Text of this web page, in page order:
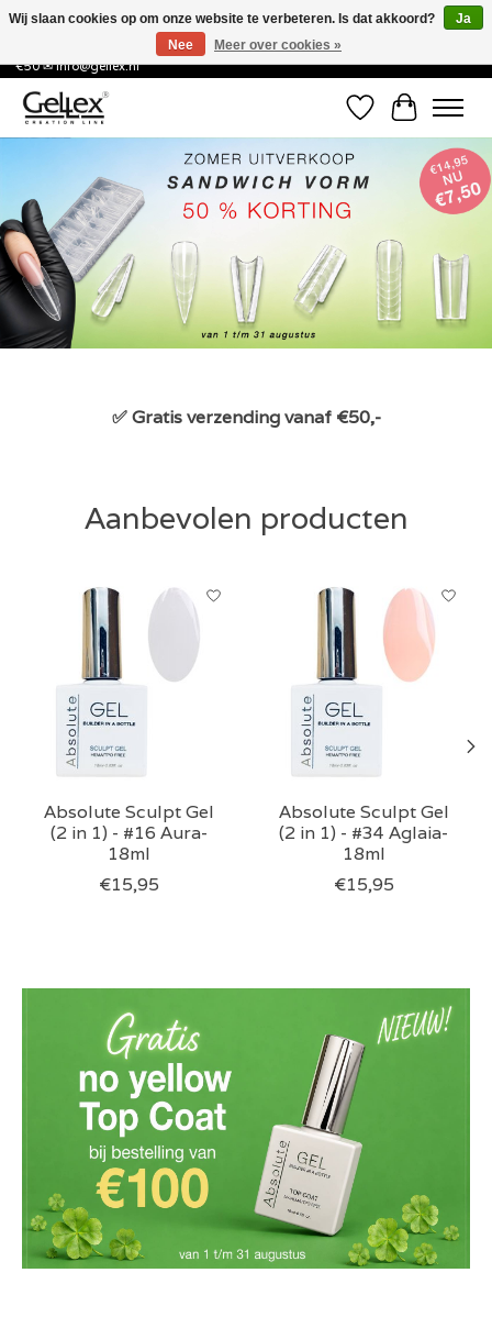
✅ Voor 15:00 besteld, de volgende werkdag in huis! ✅ Gratis verzenden vanaf
€50 ✉info@gellex.nl
Verlanglijst
✅ Gratis verzending vanaf €50,-
Aanbevolen producten
Items van productcarrousel
Absolute Sculpt Gel
(2 in 1) - #16 Aura-
18ml
€15,95
Absolute Sculpt Gel
(2 in 1) - #34 Aglaia-
18ml
€15,95
Wij slaan cookies op om onze website te verbeteren. Is dat akkoord?
Ja
Nee
Meer over cookies »